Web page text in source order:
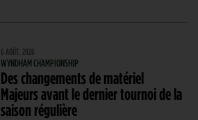
6 AOÛT. 2026
WYNDHAM CHAMPIONSHIP
Des changements de matériel
Majeurs avant le dernier tournoi de la
saison régulière